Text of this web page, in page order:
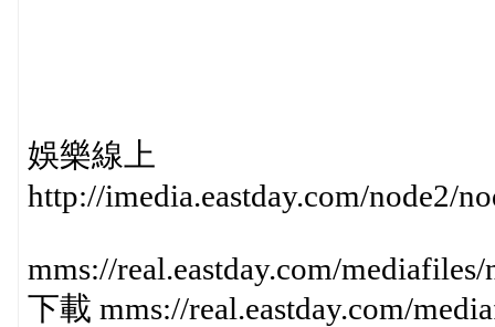
娛樂線上
http://imedia.eastday.com/node2/
mms://real.eastday.com/
下載 mms://real.eastday.com/